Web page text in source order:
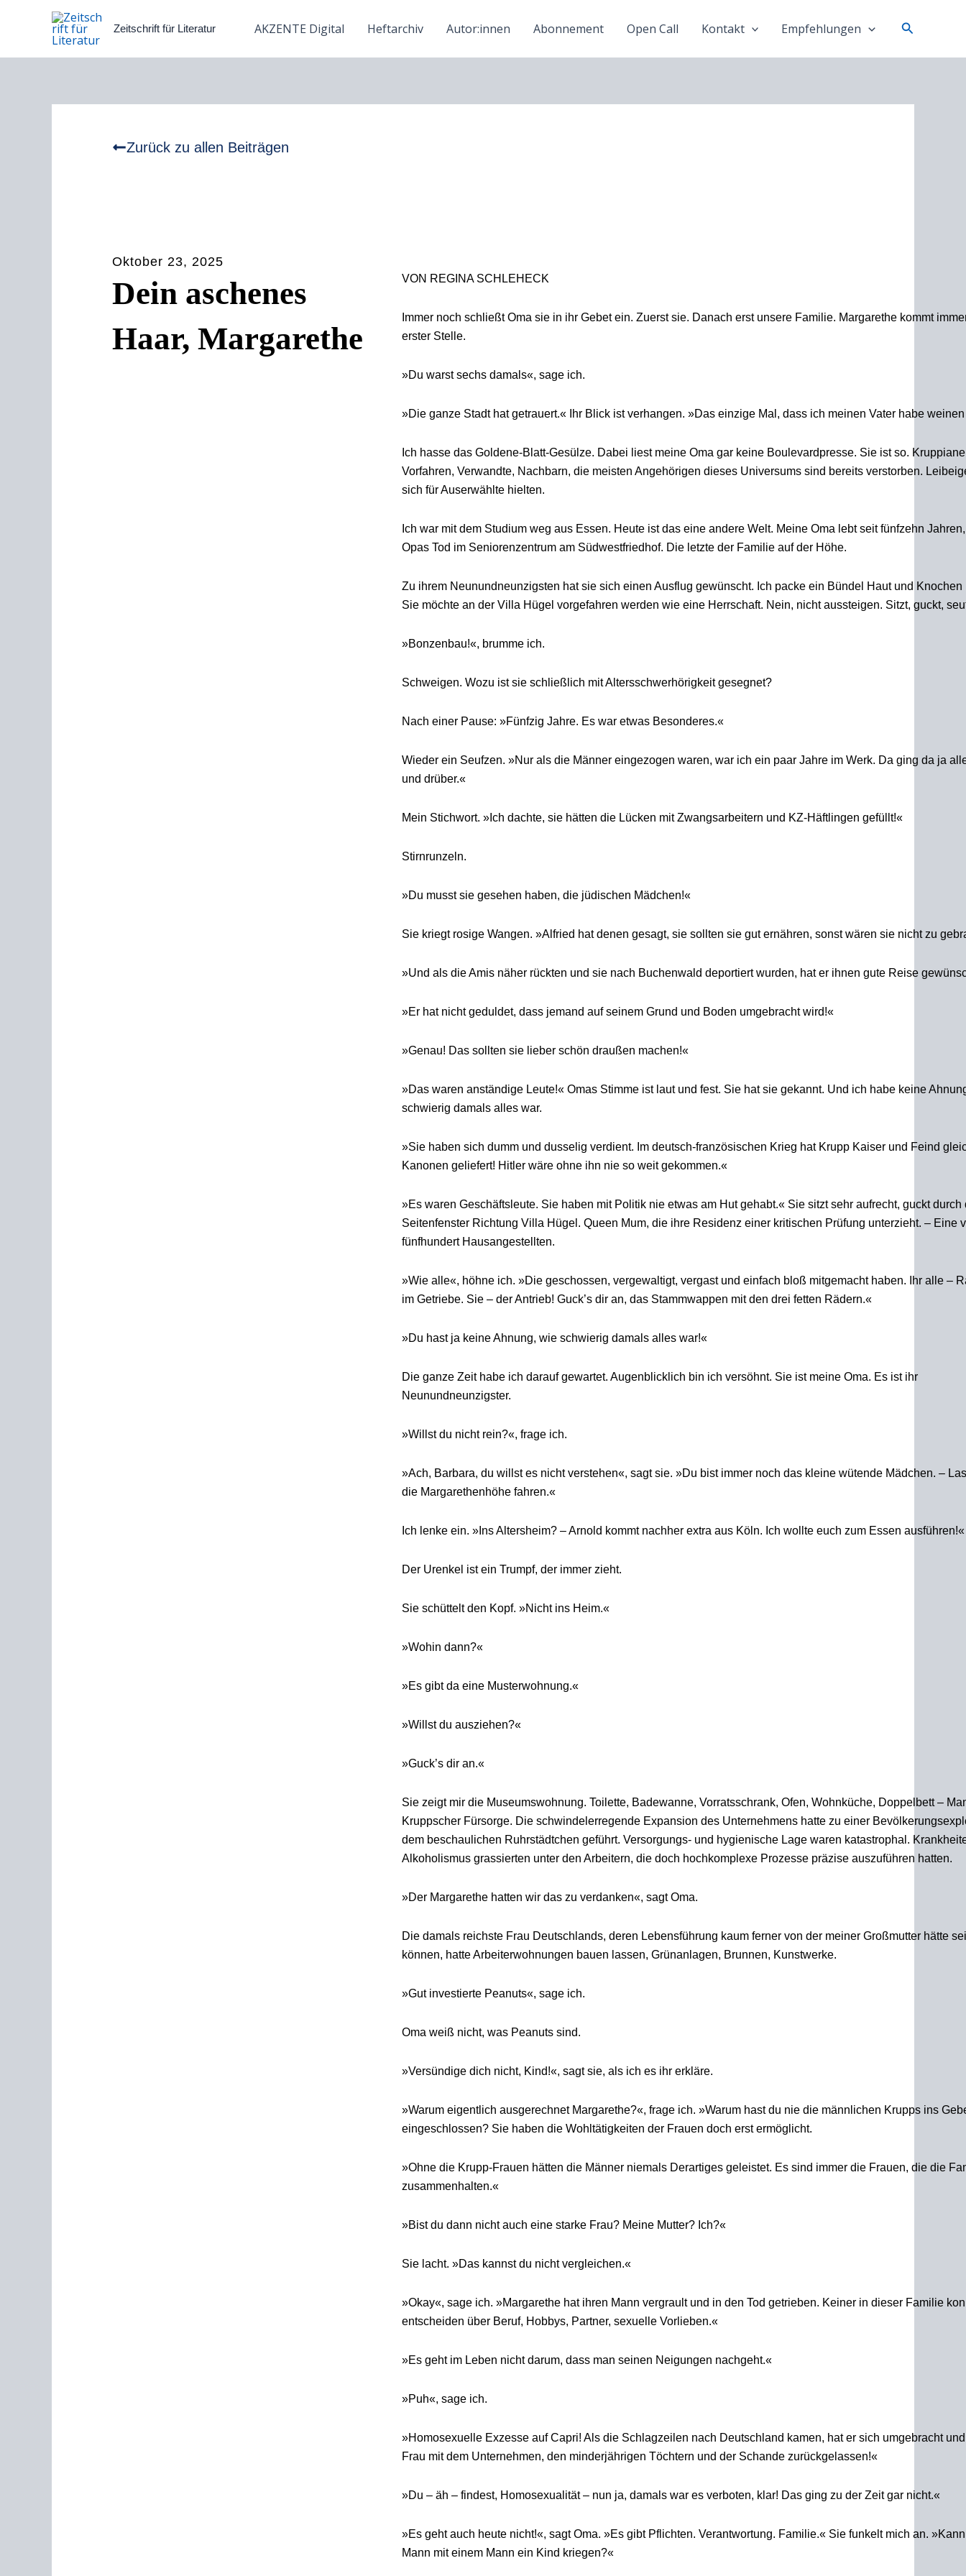
Zeitschrift für Literatur AKZENTE Digital Heftarchiv Autor:innen Abonnement Open Call Kontakt Empfehlungen Suchen
Zurück zu allen Beiträgen
Oktober 23, 2025
Dein aschenes
Haar, Margarethe
VON REGINA SCHLEHECK
Immer noch schließt Oma sie in ihr Gebet ein. Zuerst sie. Danach erst unsere Familie. Margarethe kommt
erster Stelle.
»Du warst sechs damals«, sage ich.
»Die ganze Stadt hat getrauert.« Ihr Blick ist verhangen. »Das einzige Mal, dass ich meinen Vater habe
Ich hasse das Goldene-Blatt-Gesülze. Dabei liest meine Oma gar keine Boulevardpresse. Sie ist so.
Vorfahren, Verwandte, Nachbarn, die meisten Angehörigen dieses Universums sind bereits verstorben.
sich für Auserwählte hielten.
Ich war mit dem Studium weg aus Essen. Heute ist das eine andere Welt. Meine Oma lebt seit fünfzehn
Opas Tod im Seniorenzentrum am Südwestfriedhof. Die letzte der Familie auf der Höhe.
Zu ihrem Neunundneunzigsten hat sie sich einen Ausflug gewünscht. Ich packe ein Bündel Haut und Knochen
Sie möchte an der Villa Hügel vorgefahren werden wie eine Herrschaft. Nein, nicht aussteigen. Sitzt, guckt,
»Bonzenbau!«, brumme ich.
Schweigen. Wozu ist sie schließlich mit Altersschwerhörigkeit gesegnet?
Nach einer Pause: »Fünfzig Jahre. Es war etwas Besonderes.«
Wieder ein Seufzen. »Nur als die Männer eingezogen waren, war ich ein paar Jahre im Werk. Da ging da ja
und drüber.«
Mein Stichwort. »Ich dachte, sie hätten die Lücken mit Zwangsarbeitern und KZ-Häftlingen gefüllt!«
Stirnrunzeln.
»Du musst sie gesehen haben, die jüdischen Mädchen!«
Sie kriegt rosige Wangen. »Alfried hat denen gesagt, sie sollten sie gut ernähren, sonst wären sie nicht zu
»Und als die Amis näher rückten und sie nach Buchenwald deportiert wurden, hat er ihnen gute Reise
»Er hat nicht geduldet, dass jemand auf seinem Grund und Boden umgebracht wird!«
»Genau! Das sollten sie lieber schön draußen machen!«
»Das waren anständige Leute!« Omas Stimme ist laut und fest. Sie hat sie gekannt. Und ich habe keine
schwierig damals alles war.
»Sie haben sich dumm und dusselig verdient. Im deutsch-französischen Krieg hat Krupp Kaiser und Feind
Kanonen geliefert! Hitler wäre ohne ihn nie so weit gekommen.«
»Es waren Geschäftsleute. Sie haben mit Politik nie etwas am Hut gehabt.« Sie sitzt sehr aufrecht, guckt durch
Seitenfenster Richtung Villa Hügel. Queen Mum, die ihre Residenz einer kritischen Prüfung unterzieht. – Eine
fünfhundert Hausangestellten.
»Wie alle«, höhne ich. »Die geschossen, vergewaltigt, vergast und einfach bloß mitgemacht haben. Ihr alle –
im Getriebe. Sie – der Antrieb! Guck’s dir an, das Stammwappen mit den drei fetten Rädern.«
»Du hast ja keine Ahnung, wie schwierig damals alles war!«
Die ganze Zeit habe ich darauf gewartet. Augenblicklich bin ich versöhnt. Sie ist meine Oma. Es ist ihr
Neunundneunzigster.
»Willst du nicht rein?«, frage ich.
»Ach, Barbara, du willst es nicht verstehen«, sagt sie. »Du bist immer noch das kleine wütende Mädchen. –
die Margarethenhöhe fahren.«
Ich lenke ein. »Ins Altersheim? – Arnold kommt nachher extra aus Köln. Ich wollte euch zum Essen ausführen!«
Der Urenkel ist ein Trumpf, der immer zieht.
Sie schüttelt den Kopf. »Nicht ins Heim.«
»Wohin dann?«
»Es gibt da eine Musterwohnung.«
»Willst du ausziehen?«
»Guck’s dir an.«
Sie zeigt mir die Museumswohnung. Toilette, Badewanne, Vorratsschrank, Ofen, Wohnküche, Doppelbett –
Kruppscher Fürsorge. Die schwindelerregende Expansion des Unternehmens hatte zu einer
dem beschaulichen Ruhrstädtchen geführt. Versorgungs- und hygienische Lage waren katastrophal.
Alkoholismus grassierten unter den Arbeitern, die doch hochkomplexe Prozesse präzise auszuführen hatten.
»Der Margarethe hatten wir das zu verdanken«, sagt Oma.
Die damals reichste Frau Deutschlands, deren Lebensführung kaum ferner von der meiner Großmutter hätte
können, hatte Arbeiterwohnungen bauen lassen, Grünanlagen, Brunnen, Kunstwerke.
»Gut investierte Peanuts«, sage ich.
Oma weiß nicht, was Peanuts sind.
»Versündige dich nicht, Kind!«, sagt sie, als ich es ihr erkläre.
»Warum eigentlich ausgerechnet Margarethe?«, frage ich. »Warum hast du nie die männlichen Krupps ins
eingeschlossen? Sie haben die Wohltätigkeiten der Frauen doch erst ermöglicht.
»Ohne die Krupp-Frauen hätten die Männer niemals Derartiges geleistet. Es sind immer die Frauen, die die
zusammenhalten.«
»Bist du dann nicht auch eine starke Frau? Meine Mutter? Ich?«
Sie lacht. »Das kannst du nicht vergleichen.«
»Okay«, sage ich. »Margarethe hat ihren Mann vergrault und in den Tod getrieben. Keiner in dieser Familie
entscheiden über Beruf, Hobbys, Partner, sexuelle Vorlieben.«
»Es geht im Leben nicht darum, dass man seinen Neigungen nachgeht.«
»Puh«, sage ich.
»Homosexuelle Exzesse auf Capri! Als die Schlagzeilen nach Deutschland kamen, hat er sich umgebracht
Frau mit dem Unternehmen, den minderjährigen Töchtern und der Schande zurückgelassen!«
»Du – äh – findest, Homosexualität – nun ja, damals war es verboten, klar! Das ging zu der Zeit gar nicht.«
»Es geht auch heute nicht!«, sagt Oma. »Es gibt Pflichten. Verantwortung. Familie.« Sie funkelt mich an.
Mann mit einem Mann ein Kind kriegen?«